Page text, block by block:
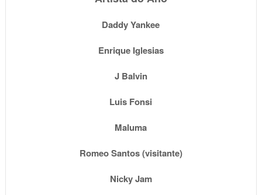
Daddy Yankee
Enrique Iglesias
J Balvin
Luis Fonsi
Maluma
Romeo Santos (visitante)
Nicky Jam